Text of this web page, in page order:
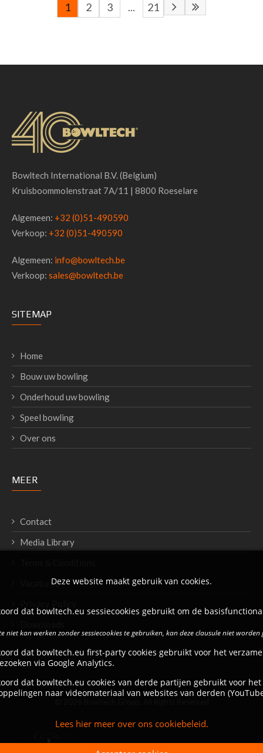
Groningen, NL
1 2 3 ... 21
Bowltech International B.V. (Belgium)
Kruisboommolenstraat 7A/11 | 8800 Roeselare
Algemeen: +32 (0)51-490590
Verkoop: +32 (0)51-490590
Algemeen: info@bowltech.be
Verkoop: sales@bowltech.be
SITEMAP
Home
Bouw uw bowling
Onderhoud uw bowling
Speel bowling
Over ons
MEER
Contact
Media Library
VacaturesDeze website maakt gebruik van cookies.
dat bowltech.eu sessiecookies gebruikt om de
niet kan werken zonder sessiecookies te gebruiken, kan deze clausule niet worden
dat bowltech.eu first-party cookies gebruikt voor het
via Google Analytics.
dat bowltech.eu cookies van derde partijen gebruikt voor
naar videomateriaal van websites van derden
Lees hier meer over ons cookiebeleid.